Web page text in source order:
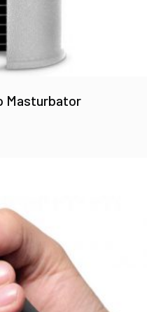
Masturbator